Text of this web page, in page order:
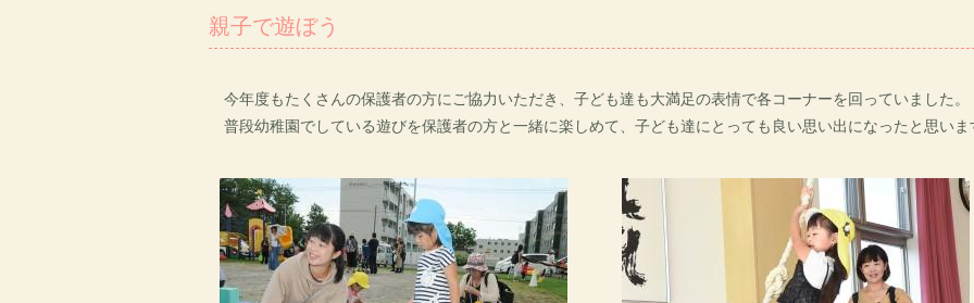
親子で遊ぼう
今年度もたくさんの保護者の方にご協力いただき、子ども達も大満足の表情で各コーナーを回っていました。
普段幼稚園でしている遊びを保護者の方と一緒に楽しめて、子ども達にとっても良い思い出になったと思い